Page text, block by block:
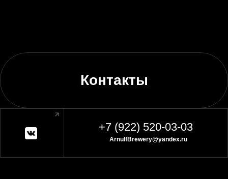
Контакты
+7 (922) 520-03-03
ArnulfBrewery@yandex.ru